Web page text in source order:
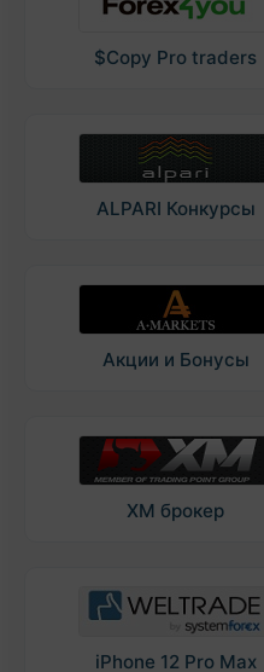
$Copy Pro traders
ALPARI Конкурсы
Акции и Бонусы
XM брокер
iPhone 12 Pro Max